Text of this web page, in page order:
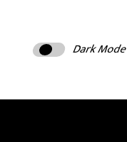
Dark Mode